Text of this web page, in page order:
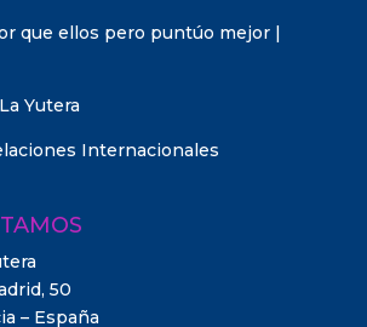
que ellos pero puntúo mejor |
Yutera
Internacionales
50
– España